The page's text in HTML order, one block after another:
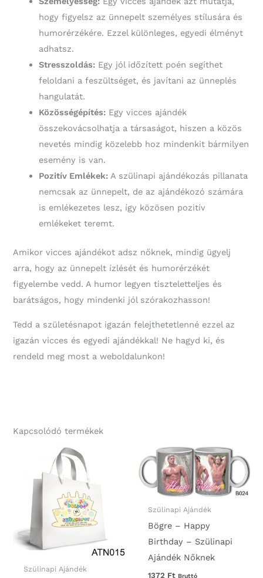
hogy figyelsz az ünnepelt személyes stílusára és
humorérzékére. Ezzel különleges, egyedi élményt
adhatsz.
Stresszoldás: Egy jól időzített poén segíthet
feloldani a feszültséget, és javítani az ünneplés
hangulatát.
Közösségépítés: Egy vicces ajándék
összekovácsolhatja a társaságot, hiszen a közös
nevetés mindig közelebb hoz mindenkit bármilyen
esemény is van.
Pozitív Emlékek: A szülinapi ajándékozás pillanata
nemcsak az ünnepelt, de az ajándékozó számára
is emlékezetes lesz, így közösen pozitív
emlékeket teremt.
Amikor vicces ajándékot adsz nőknek, mindig ügyelj
arra, hogy az ünnepelt ízlését és humorérzékét
figyelembe vedd. A humor legyen tiszteletteljes és
barátságos, hogy mindenki jól szórakozhasson!
Tedd a születésnapot igazán felejthetetlenné ezzel az
igazán vicces és egyedi ajándékkal! Ne hagyd ki, és
rendeld meg most a weboldalunkon!
Kapcsolódó termékek
Szülinapi Ajándék
Szülinapi Ajándék
Bögre – Happy
Birthday – Szülinapi
Ajándék Nőknek
1372 Ft Bruttó